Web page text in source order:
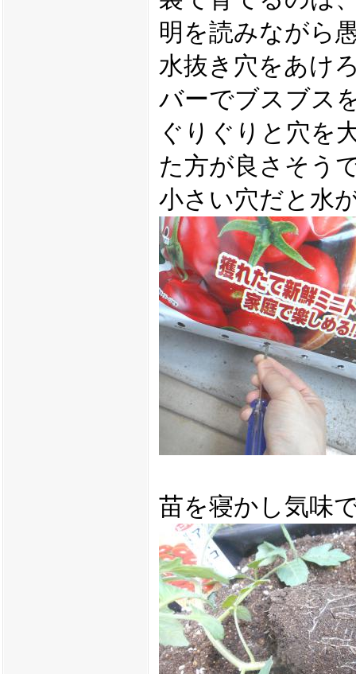
明を読みながら
水抜き穴をあけ
バーでブスブス
ぐりぐりと穴を
た方が良さそう
小さい穴だと水
苗を寝かし気味